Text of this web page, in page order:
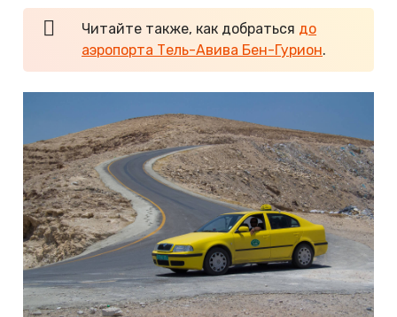
Читайте также, как добраться до
аэропорта Тель-Авива Бен-Гурион.